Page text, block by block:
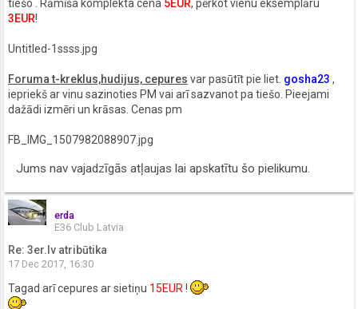
tiešo . Rāmīša komplekta cena 5EUR, pērkot vienu eksemplāru
3EUR!
Untitled-1ssss.jpg
Foruma t-kreklus,hudijus, cepures var pasūtīt pie liet. gosha23 ,
iepriekš ar vinu sazinoties PM vai arī sazvanot pa tiešo. Pieejami
dažādi izmēri un krāsas. Cenas pm
FB_IMG_1507982088907.jpg
Jums nav vajadzīgās atļaujas lai apskatītu šo pielikumu.
erda
E36 Club Latvia
Re: 3er.lv atribūtika
17 Dec 2017, 16:30
Tagad arī cepures ar sietiņu 15EUR !